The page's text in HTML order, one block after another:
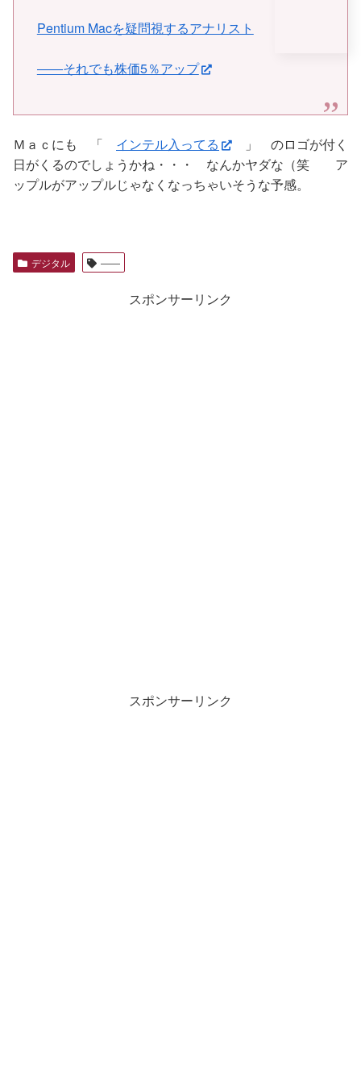
Pentium Macを疑問視するアナリスト
――それでも株価5％アップ
Ｍａｃにも 「 インテル入ってる
」 のロゴが付く
日がくるのでしょうかね・・・ なんかヤダな（笑 ア
ップルがアップルじゃなくなっちゃいそうな予感。
デジタル ――
スポンサーリンク
スポンサーリンク